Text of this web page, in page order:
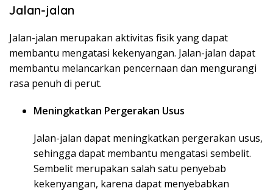
Jalan-jalan
Jalan-jalan merupakan aktivitas fisik yang dapat
membantu mengatasi kekenyangan. Jalan-jalan dapat
membantu melancarkan pencernaan dan mengurangi
rasa penuh di perut.
Meningkatkan Pergerakan Usus
Jalan-jalan dapat meningkatkan pergerakan usus,
sehingga dapat membantu mengatasi sembelit.
Sembelit merupakan salah satu penyebab
kekenyangan, karena dapat menyebabkan